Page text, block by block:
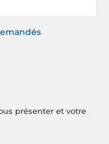
présenter et votre